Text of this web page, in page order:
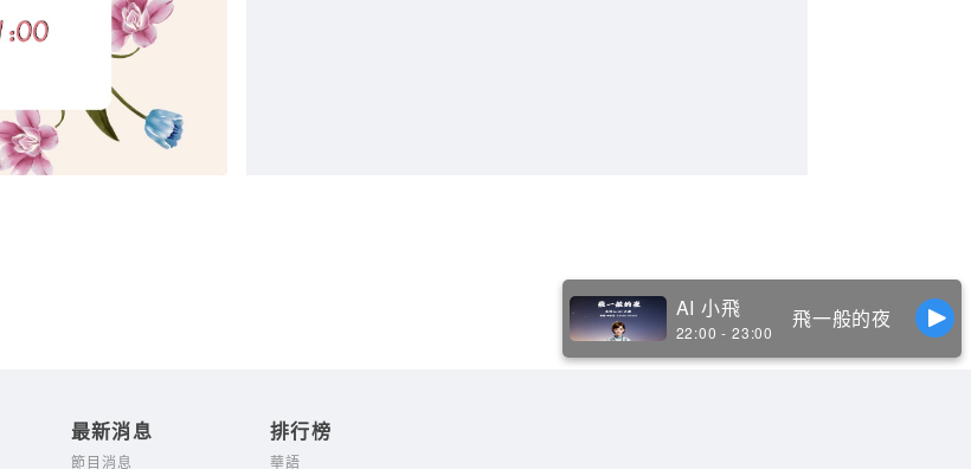
AI 小飛
22:00 - 23:00
飛一般的夜
最新消息
節目消息
排行榜
華語